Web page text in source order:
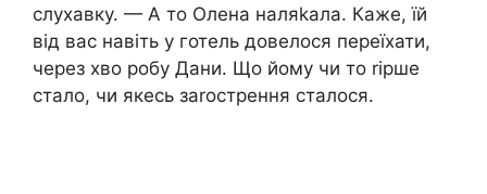
слухавку. — А то Олена наляkала. Каже, їй
від вас навіть у готель довелося переїхати,
через хво робу Дани. Що йому чи то rірше
стало, чи якесь заrострення сталося.